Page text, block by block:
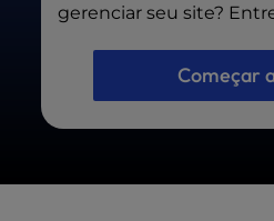
gerenciar seu site?
Começar